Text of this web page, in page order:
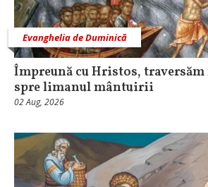
Evanghelia de Duminică
Împreună cu Hristos,
spre limanul mântuirii
02 Aug, 2026